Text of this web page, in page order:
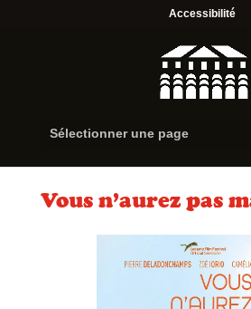
Accessibilité
Sélectionner une page
Vous n’aurez pas